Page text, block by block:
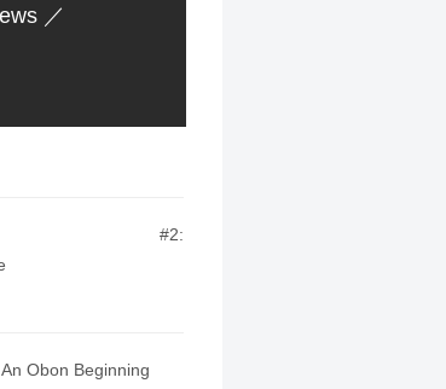
／
Series #2:
Obon Beginning